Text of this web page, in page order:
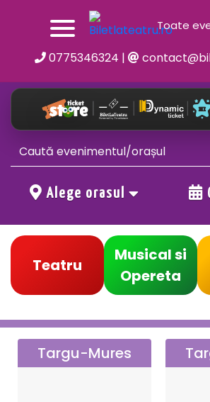
Toate
0775346324 |
Alege orasul
Teatru
Musical si
Opereta
Targu-Mures